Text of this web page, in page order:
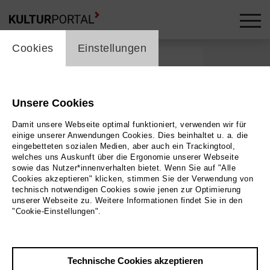
skip_media_container
Filmuniversität
cookie_layer
Cookies Einstellungen
Unsere Cookies
Damit unsere Webseite optimal funktioniert, verwenden wir für
einige unserer Anwendungen Cookies. Dies beinhaltet u. a. die
eingebetteten sozialen Medien, aber auch ein Trackingtool,
welches uns Auskunft über die Ergonomie unserer Webseite
sowie das Nutzer*innenverhalten bietet. Wenn Sie auf "Alle
Cookies akzeptieren" klicken, stimmen Sie der Verwendung von
technisch notwendigen Cookies sowie jenen zur Optimierung
unserer Webseite zu. Weitere Informationen findet Sie in den
"Cookie-Einstellungen".
Technische Cookies akzeptieren